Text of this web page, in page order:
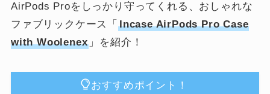
AirPods Proをしっかり守ってくれる、おしゃれな
ファブリックケース「 Incase AirPods Pro Case
with Woolenex 」を紹介！
おすすめポイント！